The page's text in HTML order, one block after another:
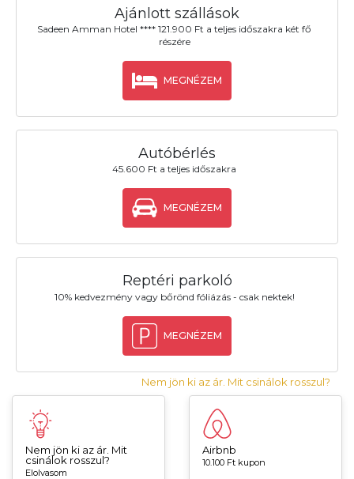
Ajánlott szállások
Sadeen Amman Hotel **** 121.900 Ft a teljes időszakra két fő
részére
MEGNÉZEM
Autóbérlés
45.600 Ft a teljes időszakra
MEGNÉZEM
Reptéri parkoló
10% kedvezmény vagy bőrönd fóliázás - csak nektek!
MEGNÉZEM
Nem jön ki az ár. Mit csinálok rosszul?
Nem jön ki az ár. Mit
csinálok rosszul?
Elolvasom
Airbnb
10.100 Ft kupon